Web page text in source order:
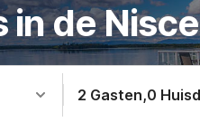
de
2 Gasten,0